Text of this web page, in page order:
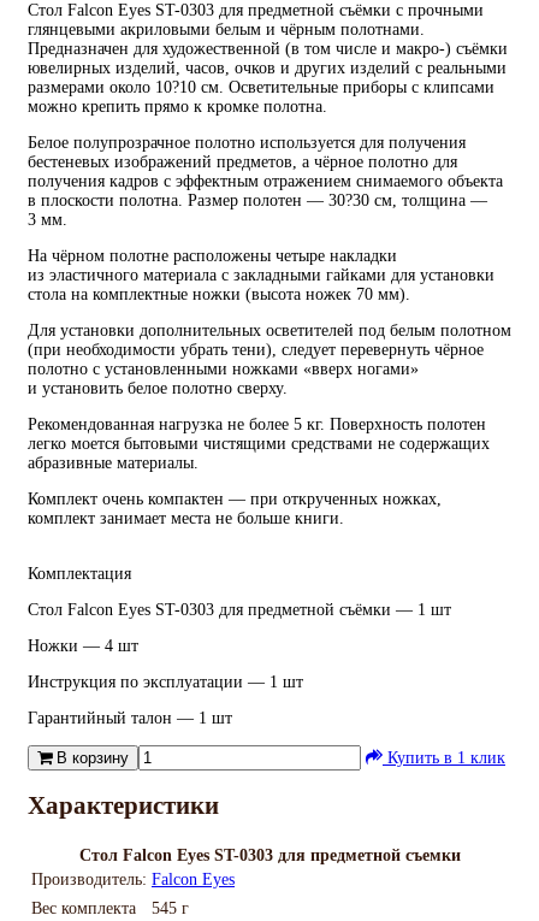
Стол Falcon Eyes ST-0303 для предметной съёмки с прочными
глянцевыми акриловыми белым и чёрным полотнами.
Предназначен для художественной (в том числе и макро-) съёмки
ювелирных изделий, часов, очков и других изделий с реальными
размерами около 10?10 см. Осветительные приборы с клипсами
можно крепить прямо к кромке полотна.
Белое полупрозрачное полотно используется для получения
бестеневых изображений предметов, а чёрное полотно для
получения кадров с эффектным отражением снимаемого объекта
в плоскости полотна. Размер полотен — 30?30 см, толщина —
3 мм.
На чёрном полотне расположены четыре накладки
из эластичного материала с закладными гайками для установки
стола на комплектные ножки (высота ножек 70 мм).
Для установки дополнительных осветителей под белым полотном
(при необходимости убрать тени), следует перевернуть чёрное
полотно с установленными ножками «вверх ногами»
и установить белое полотно сверху.
Рекомендованная нагрузка не более 5 кг. Поверхность полотен
легко моется бытовыми чистящими средствами не содержащих
абразивные материалы.
Комплект очень компактен — при открученных ножках,
комплект занимает места не больше книги.
Комплектация
Стол Falcon Eyes ST-0303 для предметной съёмки — 1 шт
Ножки — 4 шт
Инструкция по эксплуатации — 1 шт
Гарантийный талон — 1 шт
В корзину Купить в 1 клик
Характеристики
Стол Falcon Eyes ST-0303 для предметной съемки
Производитель: Falcon Eyes
Вес комплекта
545 г